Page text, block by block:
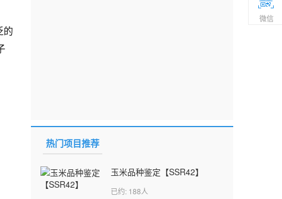
的
热门项目推荐
玉米品种鉴定【SSR42】
已约: 188人
微信